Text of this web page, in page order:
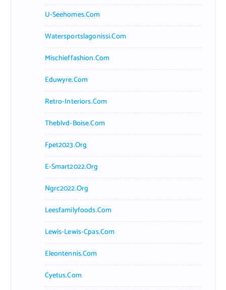
U-Seehomes.com
Watersportslagonissi.com
Mischieffashion.com
Eduwyre.com
Retro-Interiors.com
Theblvd-Boise.com
Fpet2023.org
E-Smart2022.org
Ngrc2022.org
Leesfamilyfoods.com
Lewis-Lewis-Cpas.com
Eleontennis.com
Cyetus.com